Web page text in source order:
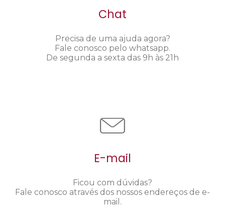
Chat
Precisa de uma ajuda agora?
Fale conosco pelo whatsapp.
De segunda a sexta das 9h às 21h
E-mail
Ficou com dúvidas?
Fale conosco através dos nossos endereços de e-
mail.